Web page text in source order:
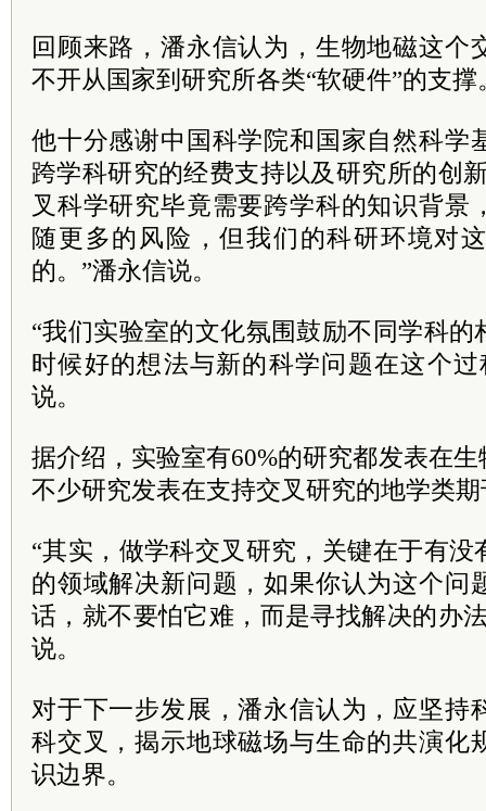
回顾来路，潘永信认为，生物地磁这个
不开从国家到研究所各类“软硬件”的支撑
他十分感谢中国科学院和国家自然科学
跨学科研究的经费支持以及研究所的创
叉科学研究毕竟需要跨学科的知识背景
随更多的风险，但我们的科研环境对
的。”潘永信说。
“我们实验室的文化氛围鼓励不同学科
时候好的想法与新的科学问题在这个
说。
据介绍，实验室有60%的研究都发表在
不少研究发表在支持交叉研究的地学类
“其实，做学科交叉研究，关键在于有
的领域解决新问题，如果你认为这个问
话，就不要怕它难，而是寻找解决的办
说。
对于下一步发展，潘永信认为，应坚持
科交叉，揭示地球磁场与生命的共演化
识边界。